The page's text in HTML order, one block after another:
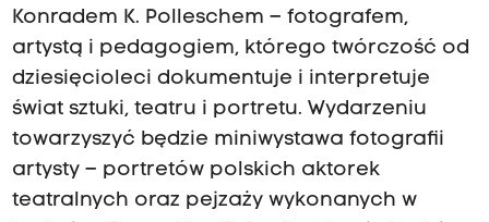
Konradem K. Polleschem – fotografem,
artystą i pedagogiem, którego twórczość od
dziesięcioleci dokumentuje i interpretuje
świat sztuki, teatru i portretu. Wydarzeniu
towarzyszyć będzie miniwystawa fotografii
artysty – portretów polskich aktorek
teatralnych oraz pejzaży wykonanych w